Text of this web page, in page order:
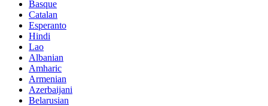
Basque
Catalan
Esperanto
Hindi
Lao
Albanian
Amharic
Armenian
Azerbaijani
Belarusian